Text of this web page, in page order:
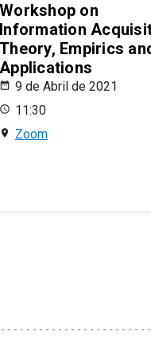
Workshop on
Information
Theory, Empirics
Applications
9 de Abril de 2021
11:30
Zoom